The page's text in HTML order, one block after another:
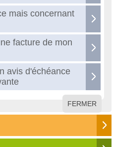
mais concernant
facture de mon
avis d'échéance
FERMER